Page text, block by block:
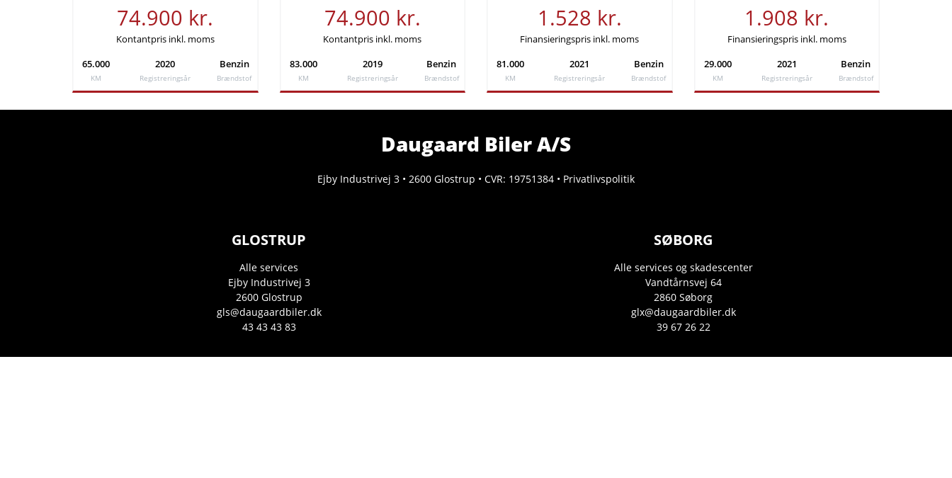
Årlig debitorrente
4,06%
Samlede kreditomkostninger
35.691 kr.
ÅOP
13,85%
Samlede etableringsomkostninger
-
74.900 kr.
Kontantpris inkl. moms
65.000
KM
2020
Registreringsår
Benzin
Brændstof
74.900 kr.
Kontantpris inkl. moms
83.000
KM
2019
Registreringsår
Benzin
Brændstof
1.528 kr.
Finansieringspris inkl. moms
81.000
KM
2021
Registreringsår
Benzin
Brændstof
1.908 kr.
Finansieringspris inkl. moms
29.000
KM
2021
Registreringsår
Benzin
Brændstof
Daugaard Biler A/S
Ejby Industrivej 3 • 2600 Glostrup • CVR: 19751384 • Privatlivspolitik
GLOSTRUP
Alle services
Ejby Industrivej 3
2600 Glostrup
gls@daugaardbiler.dk
43 43 43 83
SØBORG
Alle services og skadescenter
Vandtårnsvej 64
2860 Søborg
glx@daugaardbiler.dk
39 67 26 22